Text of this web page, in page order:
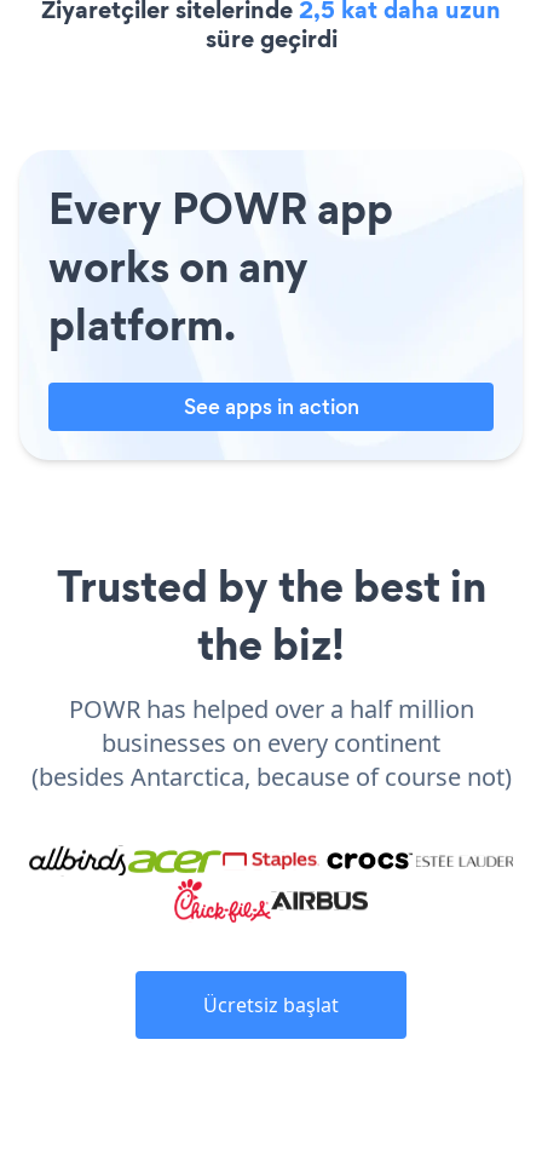
Ziyaretçiler sitelerinde2,5 kat daha uzun
süre geçirdi
Every POWR app
works on any
platform.
See apps in action
Trusted by the best in
the biz!
POWR has helped over a half million
businesses on every continent
(besides Antarctica, because of course not)
Ücretsiz başlat